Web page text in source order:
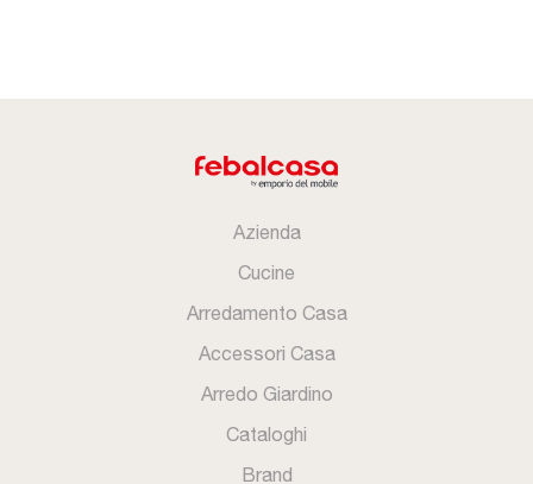
Azienda
Cucine
Arredamento Casa
Accessori Casa
Arredo Giardino
Cataloghi
Brand